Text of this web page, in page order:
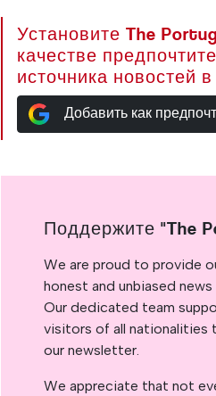
Установите The
качестве
источника новостей
Добавить как
Поддержите "The
We are proud to provide
honest and unbiased
Our dedicated team
visitors of all nationalities
our newsletter.
We appreciate that not